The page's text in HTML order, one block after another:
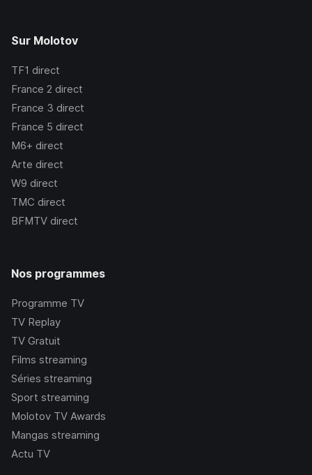
Sur Molotov
TF1 direct
France 2 direct
France 3 direct
France 5 direct
M6+ direct
Arte direct
W9 direct
TMC direct
BFMTV direct
Nos programmes
Programme TV
TV Replay
TV Gratuit
Films streaming
Séries streaming
Sport streaming
Molotov TV Awards
Mangas streaming
Actu TV